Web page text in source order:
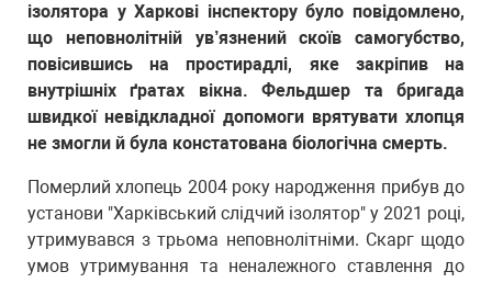
ізолятора у Харкові інспектору було повідомлено,
що неповнолітній ув’язнений скоїв самогубство,
повісившись на простирадлі, яке закріпив на
внутрішніх ґратах вікна. Фельдшер та бригада
швидкої невідкладної допомоги врятувати хлопця
не змогли й була констатована біологічна смерть.
Померлий хлопець 2004 року народження прибув до
установи "Харківський слідчий ізолятор" у 2021 році,
утримувався з трьома неповнолітніми. Скарг щодо
умов утримування та неналежного ставлення до